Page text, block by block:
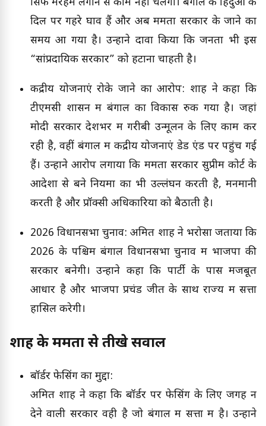
सिर्फ मरहम लगाने से काम नहीं चलेगा। बंगाल के हिंदुओं के
दिल पर गहरे घाव हैं और अब ममता सरकार के जाने का
समय आ गया है। उन्होंने दावा किया कि जनता भी इस
“सांप्रदायिक सरकार” को हटाना चाहती है।
केंद्रीय योजनाएं रोके जाने का आरोप: शाह ने कहा कि
टीएमसी शासन में बंगाल का विकास रुक गया है। जहां
मोदी सरकार देशभर में गरीबी उन्मूलन के लिए काम कर
रही है, वहीं बंगाल में केंद्रीय योजनाएं डेड एंड पर पहुंच गई
हैं। उन्होंने आरोप लगाया कि ममता सरकार सुप्रीम कोर्ट के
आदेशों से बने नियमों का भी उल्लंघन करती है, मनमानी
करती है और प्रॉक्सी अधिकारियों को बैठाती है।
2026 विधानसभा चुनाव: अमित शाह ने भरोसा जताया कि
2026 के पश्चिम बंगाल विधानसभा चुनाव में भाजपा की
सरकार बनेगी। उन्होंने कहा कि पार्टी के पास मजबूत
आधार है और भाजपा प्रचंड जीत के साथ राज्य में सत्ता
हासिल करेगी।
शाह के ममता से तीखे सवाल
बॉर्डर फेसिंग का मुद्दा:
अमित शाह ने कहा कि बॉर्डर पर फेसिंग के लिए जगह न
देने वाली सरकार वही है जो बंगाल में सत्ता में है। उन्होंने